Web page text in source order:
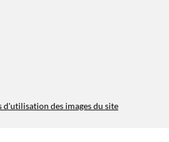
des images du site